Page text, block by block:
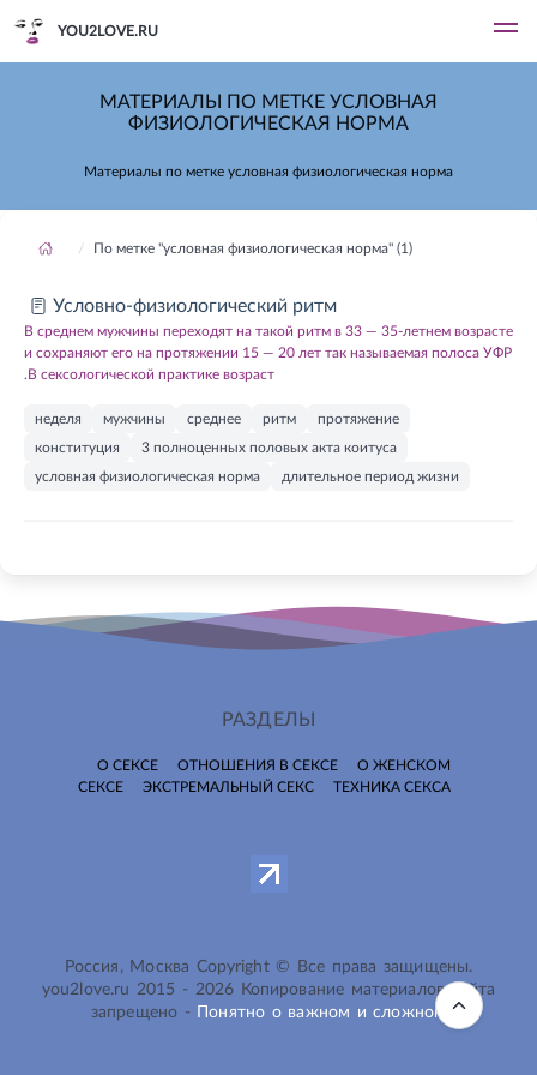
YOU2LOVE.RU
МАТЕРИАЛЫ ПО МЕТКЕ УСЛОВНАЯ
ФИЗИОЛОГИЧЕСКАЯ НОРМА
Материалы по метке условная физиологическая норма
По метке "условная физиологическая норма" (1)
Условно-физиологический ритм
В среднем мужчины переходят на такой ритм в 33 — 35-летнем возрасте
и сохраняют его на протяжении 15 — 20 лет так называемая полоса УФР
.В сексологической практике возраст
неделя мужчины среднее ритм
протяжение
конституция
3 полноценных половых акта коитуса
условная физиологическая норма
длительное период жизни
РАЗДЕЛЫ
О СЕКСЕ ОТНОШЕНИЯ В СЕКСЕ
О ЖЕНСКОМ
СЕКСЕ
ЭКСТРЕМАЛЬНЫЙ СЕКС ТЕХНИКА СЕКСА
Россия, Москва Copyright © Все права защищены.
you2love.ru 2015 - 2026 Копирование материалов сайта
запрещено -
Понятно о важном и сложном